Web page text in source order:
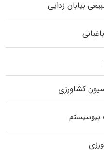
بیابان زدایی
کشاورزی
بیوسیستم